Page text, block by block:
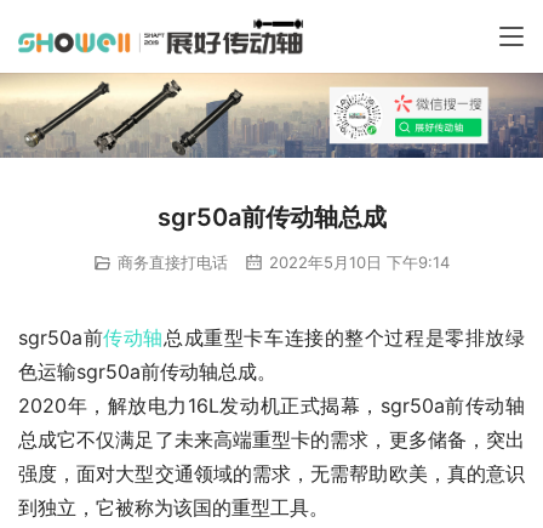
sgr50a前传动轴总成
商务直接打电话 2022年5月10日 下午9:14
sgr50a前传动轴总成重型卡车连接的整个过程是零排放绿
色运输sgr50a前传动轴总成。
2020年，解放电力16L发动机正式揭幕，sgr50a前传动轴
总成它不仅满足了未来高端重型卡的需求，更多储备，突出
强度，面对大型交通领域的需求，无需帮助欧美，真的意识
到独立，它被称为该国的重型工具。